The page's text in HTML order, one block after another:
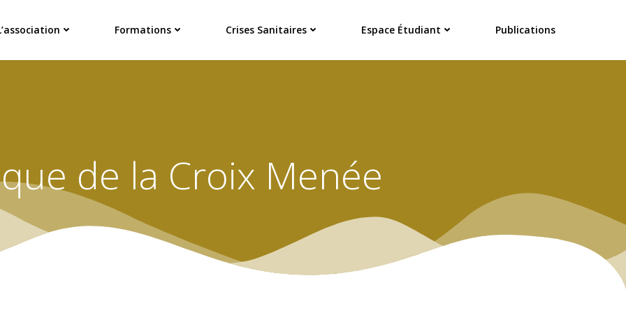
Formations Crises Sanitaires Espace Étudiant Publications
de la Croix Menée